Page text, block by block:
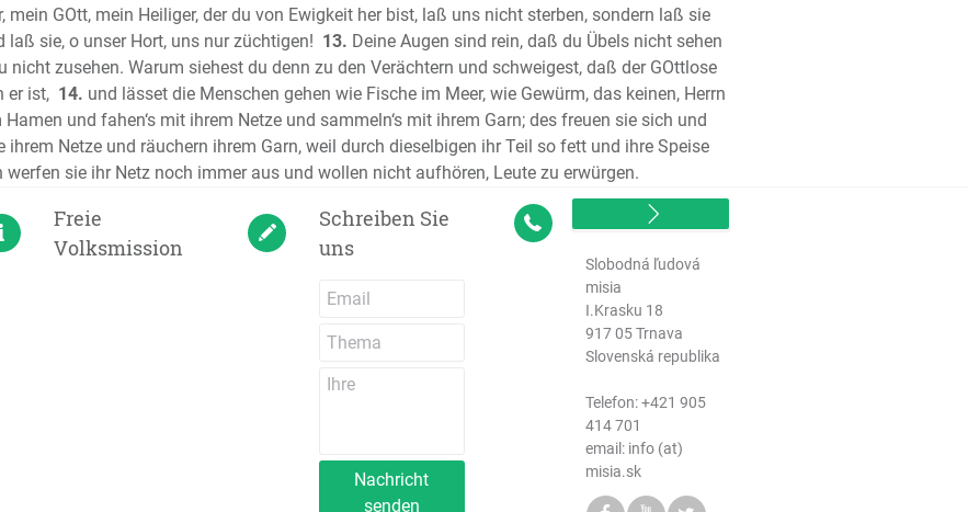
Der Prediger Salomo (Kohelet)
Das Hohelied Salomos
Der Prophet Jesaja
Der Prophet Jeremia
Die Klagelieder Jeremias
Der Prophet Hesekiel (Ezechiel)
Der Prophet Hosea
Der Prophet Joel
Der Prophet Habakuk
Der Prophet Zephanja
Der Prophet Haggai
mein GOtt, mein Heiliger, der du von Ewigkeit her bist, laß uns nicht sterben, sondern laß sie
laß sie, o unser Hort, uns nur züchtigen! 13. Deine Augen sind rein, daß du Übels nicht sehen
zusehen. Warum siehest du denn zu den Verächtern und schweigest, daß der GOttlose
er ist, 14. und lässet die Menschen gehen wie Fische im Meer, wie Gewürm, das keinen, Herrn
Hamen und fahen‘s mit ihrem Netze und sammeln‘s mit ihrem Garn; des freuen sie sich und
ihrem Netze und räuchern ihrem Garn, weil durch dieselbigen ihr Teil so fett und ihre Speise
werfen sie ihr Netz noch immer aus und wollen nicht aufhören, Leute zu erwürgen.
Freie
Volksmission
Schreiben Sie
uns
Nachricht
senden
Kontakt
Slobodná ľudová
misia
I.Krasku 18
917 05 Trnava
Slovenská republika
Telefon:+421 905
414 701
email: info (at)
misia.sk